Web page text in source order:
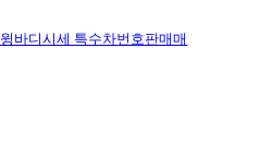
바디시세 특수차번호판매매